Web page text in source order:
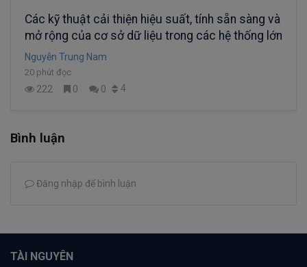
Các kỹ thuật cải thiện hiệu suất, tính sẵn sàng và
mở rộng của cơ sở dữ liệu trong các hệ thống lớn
Nguyễn Trung Nam
20 phút đọc
222 0 0 4
Bình luận
Đăng nhập để bình luận
TÀI NGUYÊN